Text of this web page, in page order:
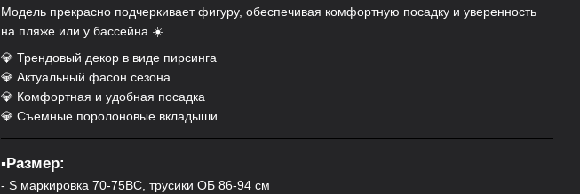
Модель прекрасно подчеркивает фигуру, обеспечивая комфортную посадку и уверенность
на пляже или у бассейна ☀️
💎 Трендовый декор в виде пирсинга
💎 Актуальный фасон сезона
💎 Комфортная и удобная посадка
💎 Съемные поролоновые вкладыши
▪️Размер:
- S маркировка 70-75ВС, трусики ОБ 86-94 см